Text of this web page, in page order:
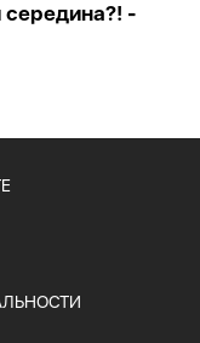
середина?! -